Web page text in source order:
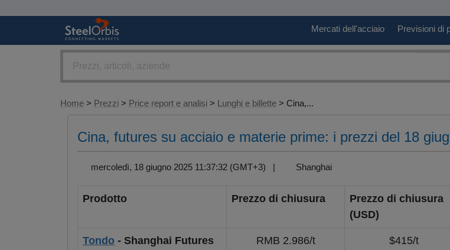
Mercati dell'acciaio Previsioni di
Home > Prezzi > Price report e analisi > Lunghi e billette > Cina,...
Cina, futures su acciaio e materie prime: i prezzi del 18
mercoledì, 18 giugno 2025 11:37:32 (GMT+3) | Shanghai
Prodotto Prezzo di chiusura
Prezzo di chiusura
(USD)
Tondo - Shanghai Futures
RMB 2.986/t $415/t